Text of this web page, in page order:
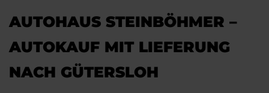
AUTOHAUS STEINBÖHMER –
AUTOKAUF MIT LIEFERUNG
NACH GÜTERSLOH